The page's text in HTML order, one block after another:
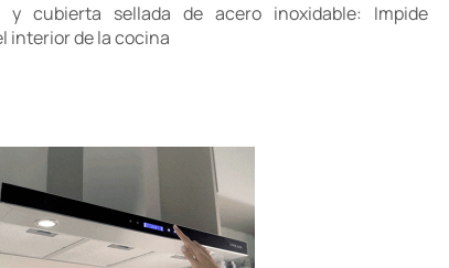
y cubierta sellada de acero inoxidable: Impide
interior de la cocina